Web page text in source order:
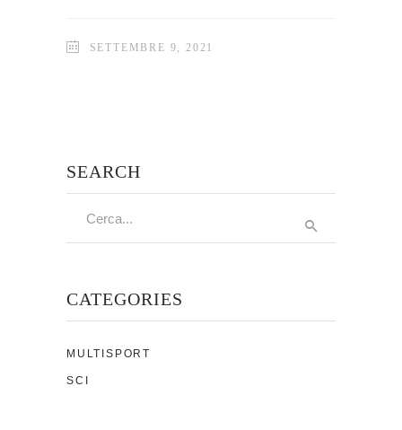
SETTEMBRE 9, 2021
SEARCH
CATEGORIES
MULTISPORT
SCI